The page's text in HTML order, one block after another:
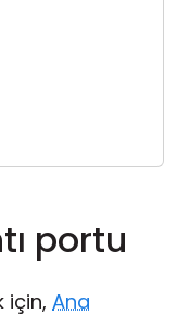
portu
için, Ana